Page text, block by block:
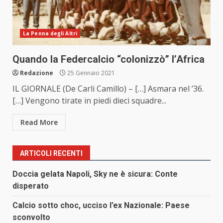
La Penna degli Altri
Quando la Federcalcio “colonizzò” l’Africa
Redazione 25 Gennaio 2021
IL GIORNALE (De Carli Camillo) – […] Asmara nel ’36.
[…] Vengono tirate in piedi dieci squadre...
Read More
ARTICOLI RECENTI
Doccia gelata Napoli, Sky ne è sicura: Conte
disperato
Calcio sotto choc, ucciso l’ex Nazionale: Paese
sconvolto